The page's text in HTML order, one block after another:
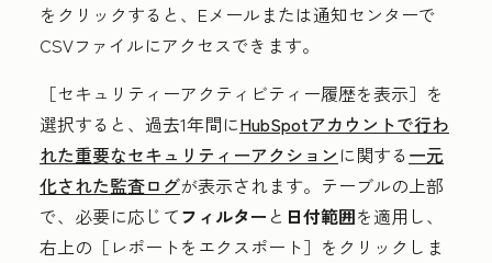
をクリックすると、Eメールまたは通知センターで
CSVファイルにアクセスできます。
［セキュリティーアクティビティー履歴を表示］を
選択すると、過去1年間にHubSpotアカウントで行わ
れた重要なセキュリティーアクション に関する一元
化された監査ログが表示されます。テーブルの上部
で、必要に応じてフィルター と 日付範囲を適用し、
右上の［レポートをエクスポート］ をクリックしま